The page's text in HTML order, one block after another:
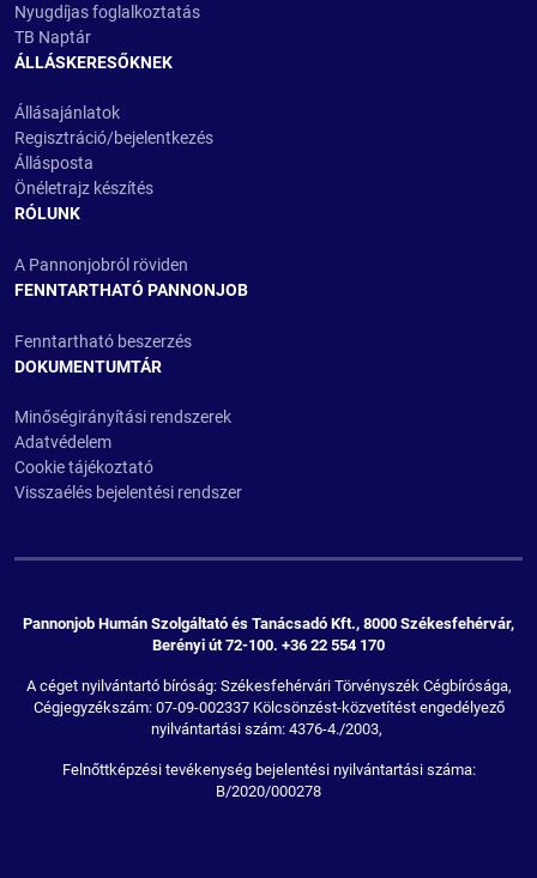
Nyugdíjas foglalkoztatás
TB Naptár
ÁLLÁSKERESŐKNEK
Állásajánlatok
Regisztráció/bejelentkezés
Állásposta
Önéletrajz készítés
RÓLUNK
A Pannonjobról röviden
FENNTARTHATÓ PANNONJOB
Fenntartható beszerzés
DOKUMENTUMTÁR
Minőségirányítási rendszerek
Adatvédelem
Cookie tájékoztató
Visszaélés bejelentési rendszer
Pannonjob Humán Szolgáltató és Tanácsadó Kft., 8000 Székesfehérvár,
Berényi út 72-100. +36 22 554 170
A céget nyilvántartó bíróság: Székesfehérvári Törvényszék Cégbírósága,
Cégjegyzékszám: 07-09-002337 Kölcsönzést-közvetítést engedélyező
nyilvántartási szám: 4376-4./2003,
Felnőttképzési tevékenység bejelentési nyilvántartási száma:
B/2020/000278